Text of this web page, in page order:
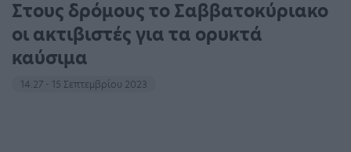
Στους δρόμους το Σαββατοκύριακο
οι ακτιβιστές για τα ορυκτά
καύσιμα
14:27 - 15 Σεπτεμβρίου 2023